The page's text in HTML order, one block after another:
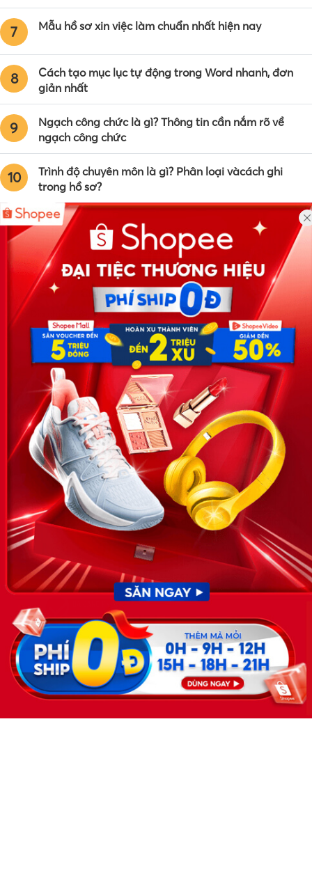
5
TOP 10 website đăng tin tuyển nhân sự miễn phí hiệu
6 CV là gì? Cách viết CV xin việc chuyên nghiệp
7 Mẫu hồ sơ xin việc làm chuẩn nhất hiện nay
8
giản nhất
9
Ngạch công chức là gì? Thông tin cần nắm rõ về
ngạch công chức
10
Trình độ chuyên môn là gì? Phân loại vàcách ghi
trong hồ sơ?
Công ty TNHH Eyeplus Online
Địa chỉ: Số 81, ngõ 68, đường Cầu Giấy, Tổ 05, Phường Quan
Hoa, Quận Cầu Giấy, TP Hà Nội, Việt Nam
SĐT: 0981 448 766
Email:hotro@timviec.com.vn
VỀ CHÚNG TÔI
News.timviec.com.vn là website cung cấp thông tin liên quan đến
nhân sự, nghề nghiệp do Timviec.com.vn vận hành nhằm giúp
doanh nghiệp, nhân sự tuyển dụng, người đi làm, người tìm việc
cập nhật thông tin và đáp ứng được mong muốn của mình.
KẾT NỐI
việc làm số 54/2019/SLĐTBXH-
GP do Sở lao động thương
binh và xã hội cấp ngày 30
tháng 12 năm 2019.